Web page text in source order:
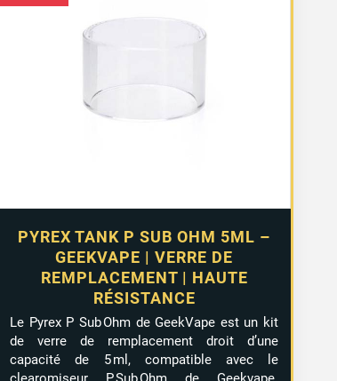
PYREX TANK P SUB OHM 5ML –
GEEKVAPE | VERRE DE
REMPLACEMENT | HAUTE
RÉSISTANCE
Le Pyrex P Sub Ohm de GeekVape est un kit
de verre de remplacement droit d’une
capacité de 5 ml, compatible avec le